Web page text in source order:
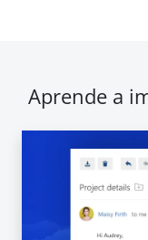
Aprende a